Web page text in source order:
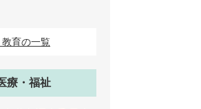
育の一覧
療・福祉